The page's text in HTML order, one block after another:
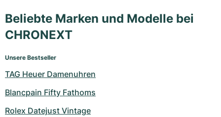
Beliebte Marken und Modelle bei
CHRONEXT
Unsere Bestseller
TAG Heuer Damenuhren
Blancpain Fifty Fathoms
Rolex Datejust Vintage